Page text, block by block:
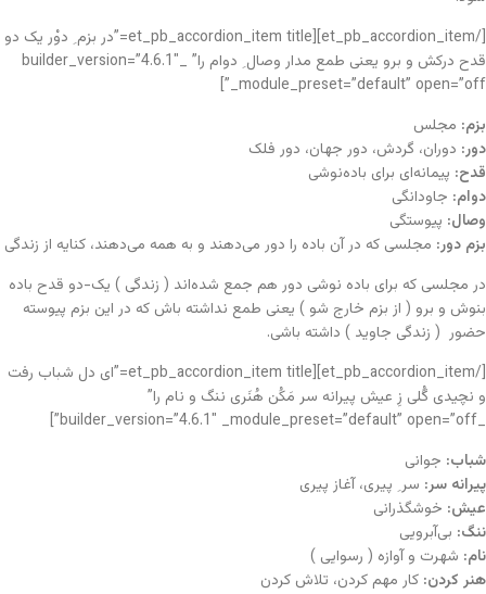
[/et_pb_accordion_item][et_pb_accordion_item title=”در بزم ِ دوْر یک دو
قدح درکش و برو یعنی طمع مدار وصال ِ دوام را” _builder_version=”4.6.1″
_module_preset=”default” open=”off”]
بزم: مجلس
دور: دوران، گردش، دور جهان، دور فلک
قدح: پیمانه‌ای برای باده‌نوشی
دوام: جاودانگی
وصال: پیوستگی
بزم دور: مجلسی که در آن باده را دور می‌دهند و به همه می‌دهند، کنایه از زندگی
در مجلسی که برای باده نوشی دور هم جمع شده‌اند ( زندگی ) یک-دو قدح باده
بنوش و برو ( از بزم خارج شو ) یعنی طمع نداشته باش که در این بزم پیوسته
حضور ( زندگی جاوید ) داشته باشی.
[/et_pb_accordion_item][et_pb_accordion_item title=”ای دل شباب رفت
و نچیدی گُلی زِ عیش پیرانه سر مَکُن هُنَری ننگ و نام را”
_builder_version=”4.6.1″ _module_preset=”default” open=”off”]
شباب: جوانی
پیرانه سر: سر ِ پیری، آغاز پیری
عیش: خوشگذرانی
ننگ: بی‌آبرویی
نام: شهرت و آوازه ( رسوایی )
هنر کردن: کار مهم کردن، تلاش کردن